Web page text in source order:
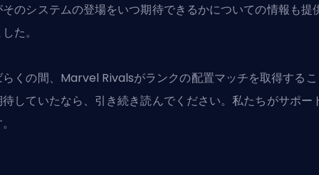
のシステムの登場をいつ期待できるかについての情報も提
た。
くの間、 Marvel Rivalsがランクの配置マッチを取得するこ
していたなら、引き続き読んでください。私たちがサポー